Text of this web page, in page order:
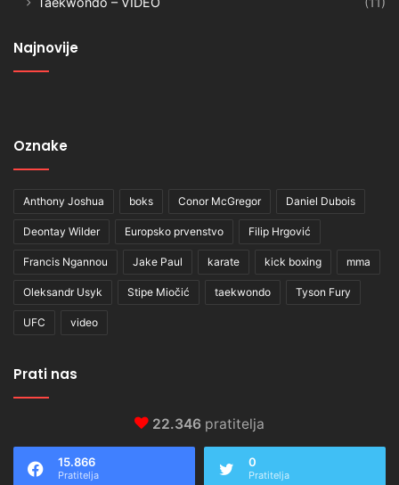
Najnovije
Oznake
Anthony Joshua boks Conor McGregor Daniel Dubois
Deontay Wilder Europsko prvenstvo Filip Hrgović
Francis Ngannou Jake Paul karate kick boxing mma
Oleksandr Usyk Stipe Miočić taekwondo Tyson Fury
UFC video
Prati nas
22.346 pratitelja
15.866
Pratitelja
0
Pratitelja